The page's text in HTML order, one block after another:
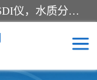
上海靖虎机电科技有限公司主营：SDI仪，水质分析仪，水质检测仪产品；上海靖虎机电科技有限公司在专业制造和研发等方面的强大的平台优势，利用自身在自动化仪表、自控系统及环保监测仪器的专长，以优良的技术，优越的产品质量和良好的服务质量与广大客户真诚合作。